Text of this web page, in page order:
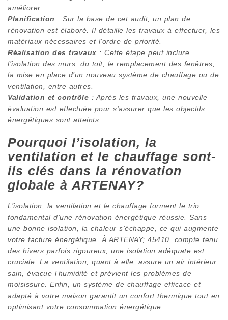
améliorer.
Planification : Sur la base de cet audit, un plan de
rénovation est élaboré. Il détaille les travaux à effectuer, les
matériaux nécessaires et l’ordre de priorité.
Réalisation des travaux : Cette étape peut inclure
l’isolation des murs, du toit, le remplacement des fenêtres,
la mise en place d’un nouveau système de chauffage ou de
ventilation, entre autres.
Validation et contrôle : Après les travaux, une nouvelle
évaluation est effectuée pour s’assurer que les objectifs
énergétiques sont atteints.
Pourquoi l’isolation, la
ventilation et le chauffage sont-
ils clés dans la rénovation
globale à ARTENAY?
L’isolation, la ventilation et le chauffage forment le trio
fondamental d’une rénovation énergétique réussie. Sans
une bonne isolation, la chaleur s’échappe, ce qui augmente
votre facture énergétique. À ARTENAY; 45410, compte tenu
des hivers parfois rigoureux, une isolation adéquate est
cruciale. La ventilation, quant à elle, assure un air intérieur
sain, évacue l’humidité et prévient les problèmes de
moisissure. Enfin, un système de chauffage efficace et
adapté à votre maison garantit un confort thermique tout en
optimisant votre consommation énergétique.